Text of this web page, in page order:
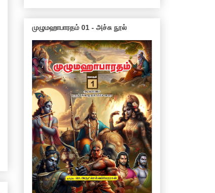
முழுமஹாபாரதம் 01 - அச்சு நூல்